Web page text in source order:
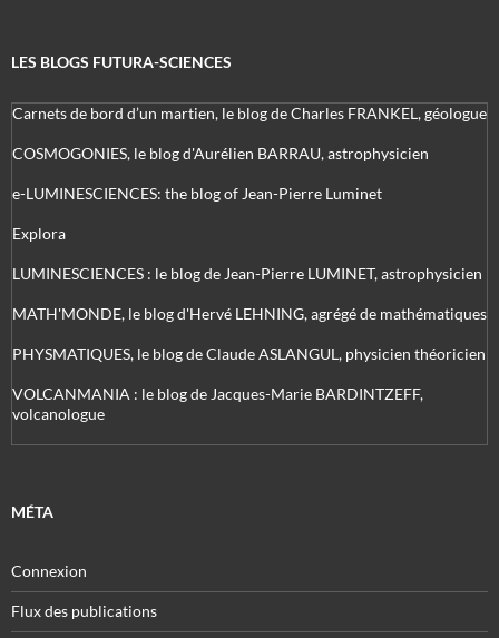
LES BLOGS FUTURA-SCIENCES
Carnets de bord d’un martien, le blog de Charles FRANKEL, géologue
COSMOGONIES, le blog d'Aurélien BARRAU, astrophysicien
e-LUMINESCIENCES: the blog of Jean-Pierre Luminet
Explora
LUMINESCIENCES : le blog de Jean-Pierre LUMINET, astrophysicien
MATH'MONDE, le blog d'Hervé LEHNING, agrégé de mathématiques
PHYSMATIQUES, le blog de Claude ASLANGUL, physicien théoricien
VOLCANMANIA : le blog de Jacques-Marie BARDINTZEFF,
volcanologue
MÉTA
Connexion
Flux des publications